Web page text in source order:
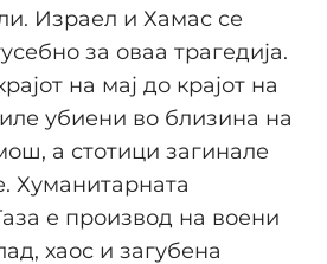
Израел и Хамас се
за оваа трагедија.
на мај до крајот на
убиени во близина на
а стотици загинале
Хуманитарната
е производ на воени
хаос и загубена